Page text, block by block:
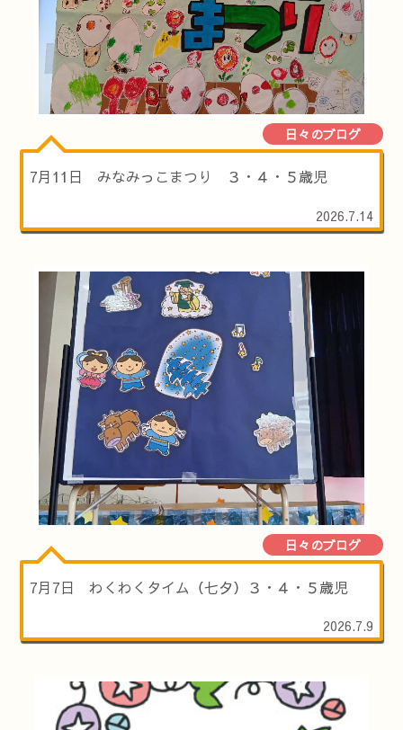
日々のブログ
7月11日 みなみっこまつり ３・４・５歳児
2026.7.14
日々のブログ
7月7日 わくわくタイム（七夕）３・４・５歳児
2026.7.9